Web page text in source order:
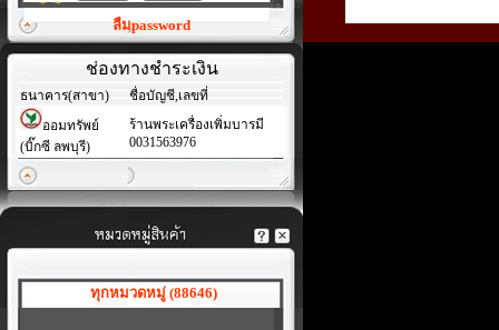
ลืมpassword
ช่องทางชำระเงิน
ธนาคาร(สาขา)
ชื่อบัญชี,เลขที่
ออมทรัพย์
(บิ๊กซี ลพบุรี)
ร้านพระเครื่องเพิ่มบารมี
0031563976
ทุกหมวดหมู่ (88646)